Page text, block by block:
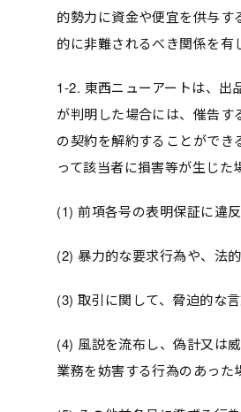
的勢力に資金や便宜を供与
的に非難されるべき関係を有
1-2. 東西ニューアートは、出
が判明した場合には、催告す
の契約を解約することができ
って該当者に損害等が生じた
(1) 前項各号の表明保証に違反
(2) 暴力的な要求行為や、法
(3) 取引に関して、脅迫的な
(4) 風説を流布し、偽計又は
業務を妨害する行為のあった